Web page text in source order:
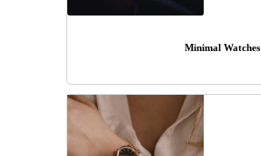
Minimal Watches